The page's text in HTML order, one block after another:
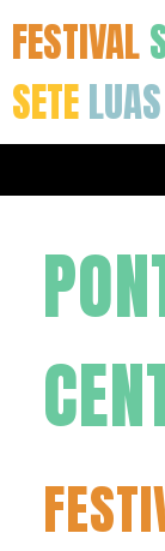
FESTIVAL
SETELUAS